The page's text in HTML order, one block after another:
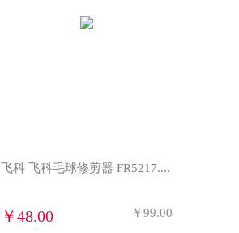
飞科 飞科毛球修剪器 FR5217....
￥48.00 ￥99.00